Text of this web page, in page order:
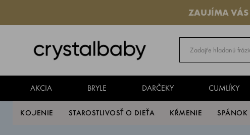
ZAUJÍMA VÁS
AKCIA BRYLE DARČEKY CUMLÍKY
KOJENIE STAROSTLIVOSŤ O DIEŤA KŔMENIE SPÁNOK